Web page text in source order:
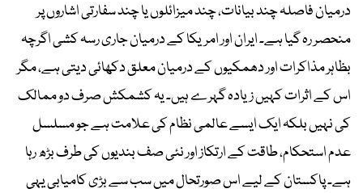
درمیان فاصلہ چند بیانات، چند میزائلوں یا چند سفارتی اشاروں پر
منحصر رہ گیا ہے۔ ایران اور امریکا کے درمیان جاری رسہ کشی اگرچہ
بظاہر مذاکرات اور دھمکیوں کے درمیان معلق دکھائی دیتی ہے، مگر
اس کے اثرات کہیں زیادہ گہرے ہیں۔ یہ کشمکش صرف دو ممالک
کی نہیں بلکہ ایک ایسے عالمی نظام کی علامت ہے جو مسلسل
عدم استحکام، طاقت کے ارتکاز اور نئی صف بندیوں کی طرف بڑھ رہا
ہے۔ پاکستان کے لیے اس صورتحال میں سب سے بڑی کامیابی یہی